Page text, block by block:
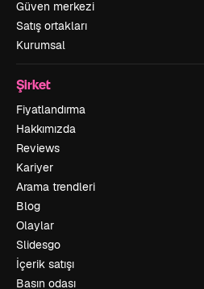
Güven merkezi
Satış ortakları
Kurumsal
Şirket
Fiyatlandırma
Hakkımızda
Reviews
Kariyer
Arama trendleri
Blog
Olaylar
Slidesgo
İçerik satışı
Basın odası